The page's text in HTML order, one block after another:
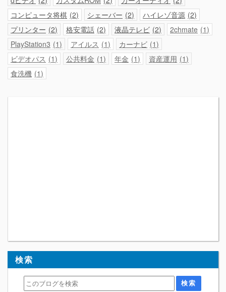
コンピュータ将棋 2 シェーバー 2 ハイレゾ音源 2
プリンター 2 格安電話 2 液晶テレビ 2 2chmate 1
PlayStation3 1 アイルス 1 カーナビ 1
ビデオパス
1 公共料金 1 年金 1 資産運用 1
食洗機 1
検索